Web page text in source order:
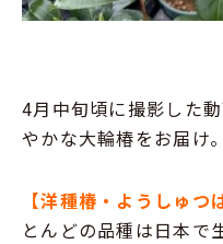
4月中旬頃に撮影した
やかな大輪椿をお届け。
【洋種椿・ようしゅつ
とんどの品種は日本で